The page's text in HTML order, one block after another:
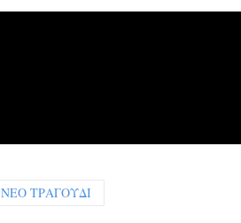
ΝΕΟ ΤΡΑΓΟΥΔΙ